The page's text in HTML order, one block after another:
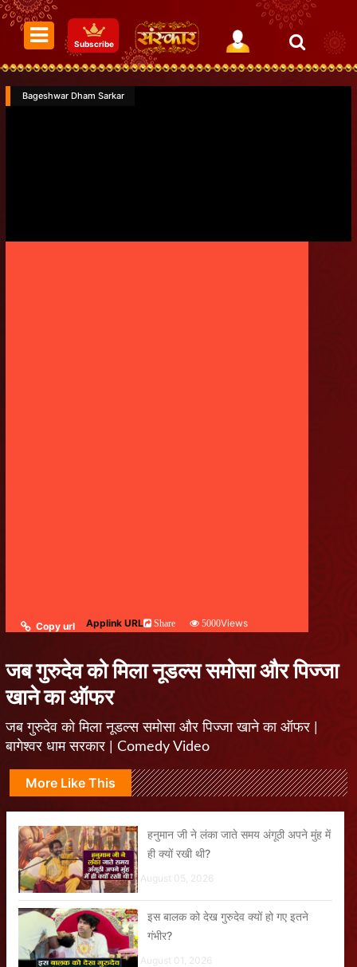
Subscribe
Bageshwar Dham Sarkar
Copy url Applink URL Share 5000Views
जब गुरुदेव को मिला नूडल्स समोसा और पिज्जा
खाने का ऑफर
जब गुरुदेव को मिला नूडल्स समोसा और पिज्जा खाने का ऑफर |
बागेश्वर धाम सरकार | Comedy Video
More Like This
हनुमान जी ने लंका जाते समय अंगूठी अपने मुंह में
ही क्यों रखी थी?
August 05, 2026
इस बालक को देख गुरुदेव क्यों हो गए इतने
गंभीर?
August 01, 2026